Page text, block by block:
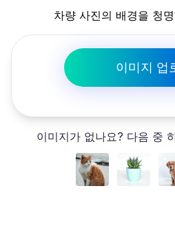
차량 사진의 배경을 청
이미지 업
이미지가 없나요? 다음 중